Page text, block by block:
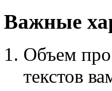
Важные
Объем
текстов